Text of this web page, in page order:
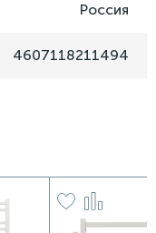
Россия
4607118211494